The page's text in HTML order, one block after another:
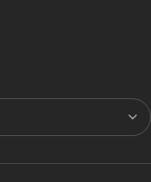
ROBLE
con 2 filas